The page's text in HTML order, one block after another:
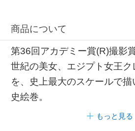
商品について
第36回アカデミー賞(R)撮影
世紀の美女、エジプト女王
を、史上最大のスケールで
史絵巻。
もっと見る